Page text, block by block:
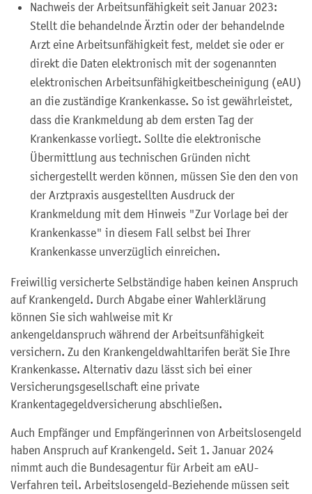
Nachweis der Arbeitsunfähigkeit seit Januar 2023:
Stellt die behandelnde Ärztin oder der behandelnde
Arzt eine Arbeitsunfähigkeit fest, meldet sie oder er
direkt die Daten elektronisch mit der sogenannten
elektronischen Arbeitsunfähigkeitbescheinigung (eAU)
an die zuständige Krankenkasse. So ist gewährleistet,
dass die Krankmeldung ab dem ersten Tag der
Krankenkasse vorliegt. Sollte die elektronische
Übermittlung aus technischen Gründen nicht
sichergestellt werden können, müssen Sie den den von
der Arztpraxis ausgestellten Ausdruck der
Krankmeldung mit dem Hinweis "Zur Vorlage bei der
Krankenkasse" in diesem Fall selbst bei Ihrer
Krankenkasse unverzüglich einreichen.
Freiwillig versicherte Selbständige haben keinen Anspruch
auf Krankengeld. Durch Abgabe einer Wahlerklärung
können Sie sich wahlweise mit Kr
ankengeldanspruch während der Arbeitsunfähigkeit
versichern. Zu den Krankengeldwahltarifen berät Sie Ihre
Krankenkasse. Alternativ dazu lässt sich bei einer
Versicherungsgesellschaft eine private
Krankentagegeldversicherung abschließen.
Auch Empfänger und Empfängerinnen von Arbeitslosengeld
haben Anspruch auf Krankengeld. Seit 1. Januar 2024
nimmt auch die Bundesagentur für Arbeit am eAU-
Verfahren teil. Arbeitslosengeld-Beziehende müssen seit